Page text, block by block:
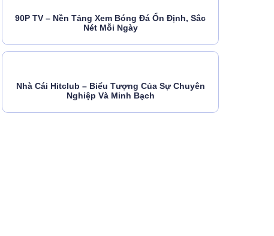
90P TV – Nền Tảng Xem Bóng Đá Ổn Định, Sắc
Nét Mỗi Ngày
Nhà Cái Hitclub – Biểu Tượng Của Sự Chuyên
Nghiệp Và Minh Bạch